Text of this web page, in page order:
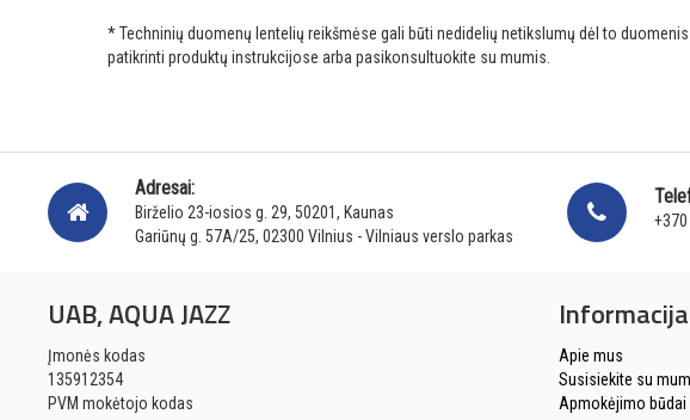
* Techninių duomenų lentelių reikšmėse gali būti nedidelių netikslumų dėl to
patikrinti produktų instrukcijose arba pasikonsultuokite su mumis.
Adresai:
Birželio 23-iosios g. 29, 50201, Kaunas
Gariūnų g. 57A/25, 02300 Vilnius - Vilniaus verslo parkas
+370
UAB, AQUA JAZZ
Įmonės kodas
135912354
PVM mokėtojo kodas
Apie mus
Susisiekite su
Apmokėjimo būdai